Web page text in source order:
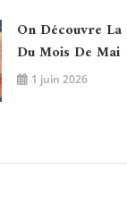
On Découvre
Du Mois De Mai
1 juin 2026